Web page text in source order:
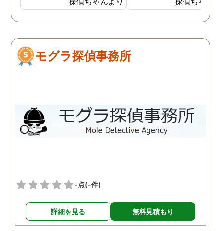
外で男と密会しているので
はないかと思い始めまし
な男と会っているのかを調
べてもらいました。１週間
かったと連絡がありまし
た。自分よりも10歳以上年
下の20代の男性と会い、し
士に依頼し、その証拠が元
で離婚となりました。 妻は
反省して男とは別れたよう
でしたが、お互い愛情はも
う冷めていることがわかっ
ました。しかし追加調査
調査を失敗した時対処な
て依頼はできませんでし
中にもあくどい業者がい
らしいので、依頼の際は
くつか話を聞きに行った
モグラ探偵事務所
-点(-件)
詳細を見る 無料見積もり